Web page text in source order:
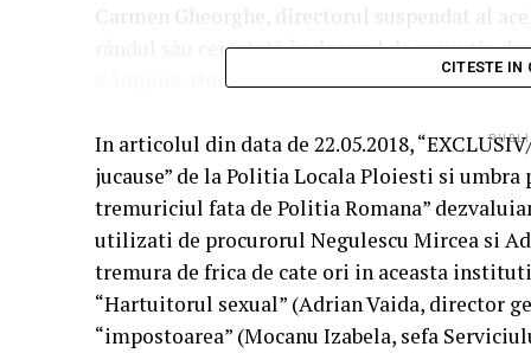
Carmen Gheorghe, directorul suspendat al
rândul său cercetată în dosarul de corupție
Câmpina, Horia Tiseanu”.
In articolul din data de 22.05.2018,
jucause” de la Politia Locala Ploiesti si
tremuriciul fata de Politia Romana”
utilizati de procurorul Negulescu Mircea si
tremura de frica de cate ori in aceasta
“Hartuitorul sexual” (Adrian Vaida, director
“impostoarea” (Mocanu Izabela, sefa
CITESTE IN